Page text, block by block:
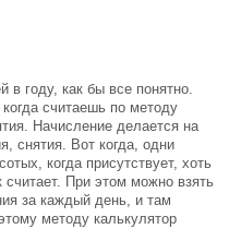
в году, как бы все понятно.
считаешь по методу
Начисление делается на
снятия. Вот когда, одни
когда присутствует, хоть
считает. При этом можно взять
за каждый день, и там
методу калькулятор